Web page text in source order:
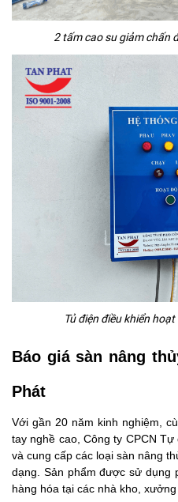
2 tấm cao su giảm chấn
Tủ điện điều khiển
Báo giá sàn nâng
Phát
Với gần 20 năm kinh nghiệm,
tay nghề cao, Công ty CPCN
và cung cấp các loại sàn nâng
dạng. Sản phẩm được sử dụng
hàng hóa tại các nhà kho,